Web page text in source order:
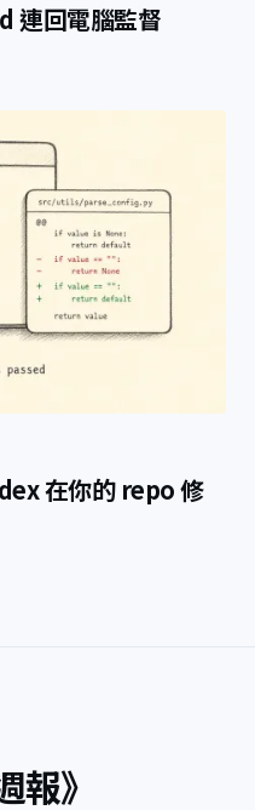
連回電腦監督
在你的 repo 修
報》